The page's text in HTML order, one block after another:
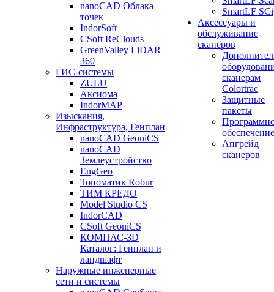
nanoCAD Облака
точек
IndorSoft
CSoft ReClouds
GreenValley LiDAR
360
ГИС-системы
ZULU
Аксиома
IndorMAP
Изыскания,
Инфраструктура, Генплан
nanoCAD GeoniCS
nanoCAD
Землеустройство
EngGeo
Топоматик Robur
ТИМ КРЕДО
Model Studio CS
IndorCAD
CSoft GeoniCS
КОМПАС-3D
Каталог: Генплан и
ландшафт
Наружные инженерные
сети и системы
SmartLF SCi
Аксессуары и
обслуживание
сканеров
сканерам
Colortrac
Защитные
пакеты
обеспечение
Апгрейд
сканеров